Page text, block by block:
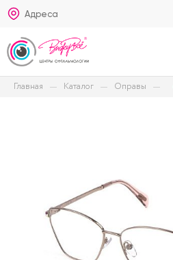
Адреса
Главная Каталог Оправы